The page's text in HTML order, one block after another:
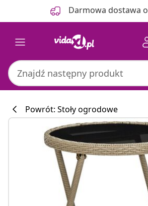
Powrót: Stoły ogrodowe